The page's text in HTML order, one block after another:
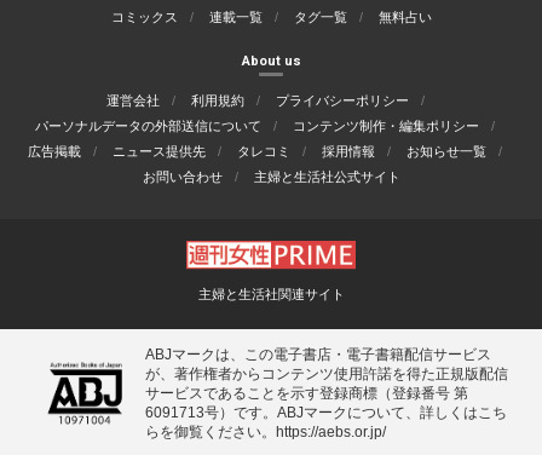
コミックス
連載一覧 タグ一覧 無料占い
About us
運営会社 利用規約
プライバシーポリシー
パーソナルデータの外部送信について
コンテンツ制作・編集ポリシー
広告掲載
ニュース提供先 タレコミ 採用情報
お知らせ一覧
お問い合わせ
主婦と生活社公式サイト
主婦と生活社関連サイト
ABJマークは、この電子書店・電子書籍配信サービス
が、著作権者からコンテンツ使用許諾を得た正規版配信
サービスであることを示す登録商標（登録番号 第
6091713号）です。ABJマークについて、詳しくはこち
らを御覧ください。
https://aebs.or.jp/